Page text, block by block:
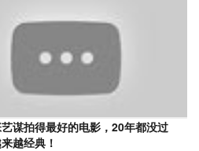
艺谋拍得最好的电影，20年都没过
越经典！